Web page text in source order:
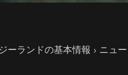
ーランドの基本情報 ニュ